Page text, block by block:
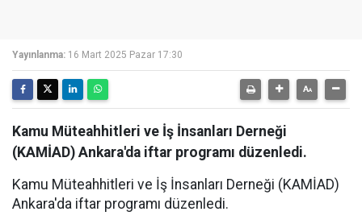
Yayınlanma: 16 Mart 2025 Pazar 17:30
Kamu Müteahhitleri ve İş İnsanları Derneği
(KAMİAD) Ankara'da iftar programı düzenledi.
Kamu Müteahhitleri ve İş İnsanları Derneği (KAMİAD)
Ankara'da iftar programı düzenledi.